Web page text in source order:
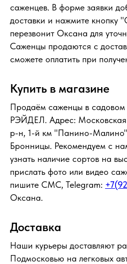
саженцев. В форме заявки
доставки и нажмите кнопку
перезвонит Оксана для
Саженцы продаются с
сможете оплатить при
Купить в магазине
Продаём саженцы в садовом
РЭЙДЕЛ. Адрес: Московская
р-н, 1-й км "Панино-
Бронницы. Рекомендуем с
узнать наличие сортов на
прислать фото или видео
пишите СМС, Telegram:
Оксана.
Доставка
Наши курьеры доставляют
Подмосковью на легковых